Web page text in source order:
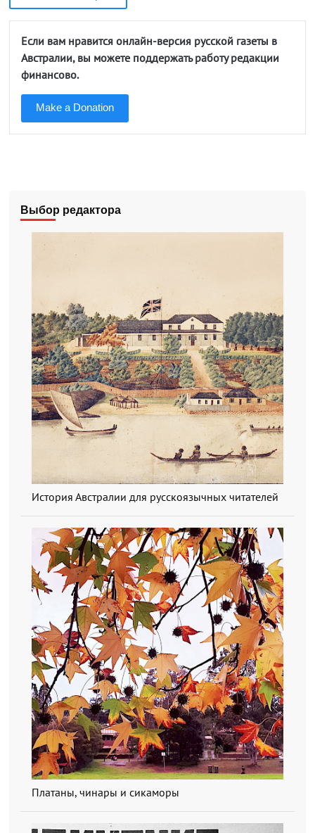
Если вам нравится онлайн-версия русской газеты в
Австралии, вы можете поддержать работу редакции
финансово.
Make a Donation
Выбор редактора
История Австралии для русскоязычных читателей
Платаны, чинары и сикаморы